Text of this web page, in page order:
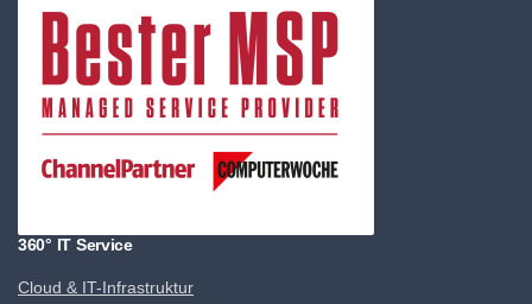
360° IT Service
Cloud & IT-Infrastruktur